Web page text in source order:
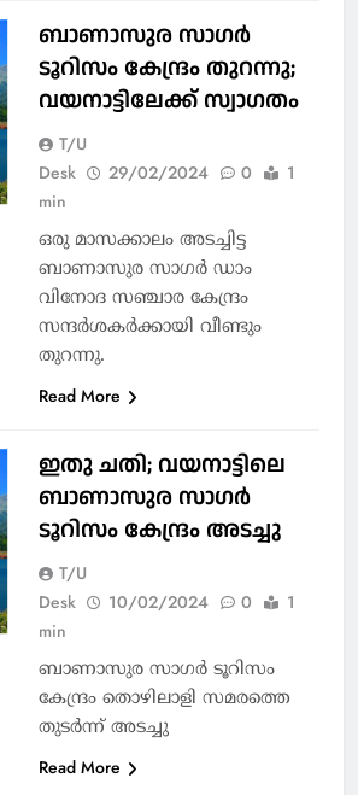
ബാണാസുര സാഗർ
ടൂറിസം കേന്ദ്രം തുറന്നു;
വയനാട്ടിലേക്ക് സ്വാഗതം
T/U
Desk
29/02/2024 0
1
min
ഒരു മാസക്കാലം അടച്ചിട്ട
ബാണാസുര സാഗര്‍ ഡാം
വിനോദ സഞ്ചാര കേന്ദ്രം
സന്ദര്‍ശകര്‍ക്കായി വീണ്ടും
തുറന്നു.
Read More
ഇതു ചതി; വയനാട്ടിലെ
ബാണാസുര സാഗര്‍
ടൂറിസം കേന്ദ്രം അടച്ചു
T/U
Desk
10/02/2024 0
1
min
ബാണാസുര സാഗര്‍ ടൂറിസം
കേന്ദ്രം തൊഴിലാളി സമരത്തെ
തുടര്‍ന്ന് അടച്ചു
Read More